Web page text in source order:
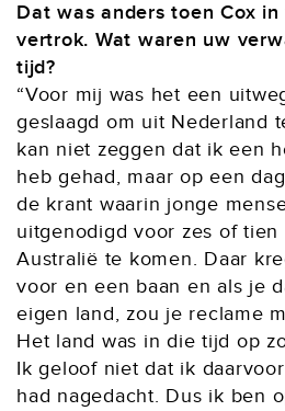
Dat was anders toen Cox
vertrok. Wat waren uw
tijd?
“Voor mij was het een
geslaagd om uit Nederland
kan niet zeggen dat ik een
heb gehad, maar op een
de krant waarin jonge
uitgenodigd voor zes of tien
Australië te komen. Daar
voor en een baan en als je
eigen land, zou je reclame
Het land was in die tijd op
Ik geloof niet dat ik
had nagedacht. Dus ik ben